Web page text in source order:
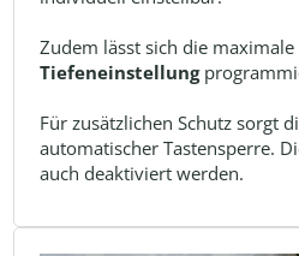
Zudem lässt sich die maximale
Tiefeneinstellung
Für zusätzlichen Schutz sorgt
automatischer Tastensperre.
auch deaktiviert werden.